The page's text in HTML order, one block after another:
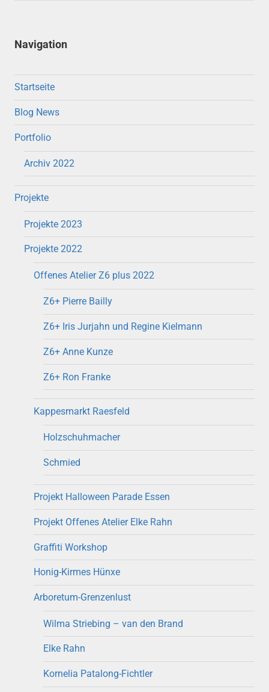
Navigation
Startseite
Blog News
Portfolio
Archiv 2022
Projekte
Projekte 2023
Projekte 2022
Offenes Atelier Z6 plus 2022
Z6+ Pierre Bailly
Z6+ Iris Jurjahn und Regine Kielmann
Z6+ Anne Kunze
Z6+ Ron Franke
Kappesmarkt Raesfeld
Holzschuhmacher
Schmied
Projekt Halloween Parade Essen
Projekt Offenes Atelier Elke Rahn
Graffiti Workshop
Honig-Kirmes Hünxe
Arboretum-Grenzenlust
Wilma Striebing – van den Brand
Elke Rahn
Kornelia Patalong-Fichtler